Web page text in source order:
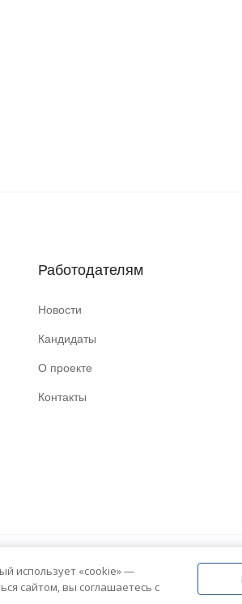
Работодателям
Новости
Кандидаты
О проекте
Контакты
использует «cookie» —
сайтом, вы соглашаетесь с